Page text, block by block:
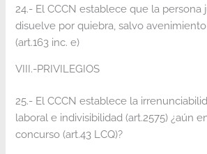
24.- El CCCN establece que la persona
disuelve por quiebra, salvo
(art.163 inc. e)
VIII.-PRIVILEGIOS
25.- El CCCN establece la
laboral e indivisibilidad (art.2575) ¿aún
concurso (art.43 LCQ)?